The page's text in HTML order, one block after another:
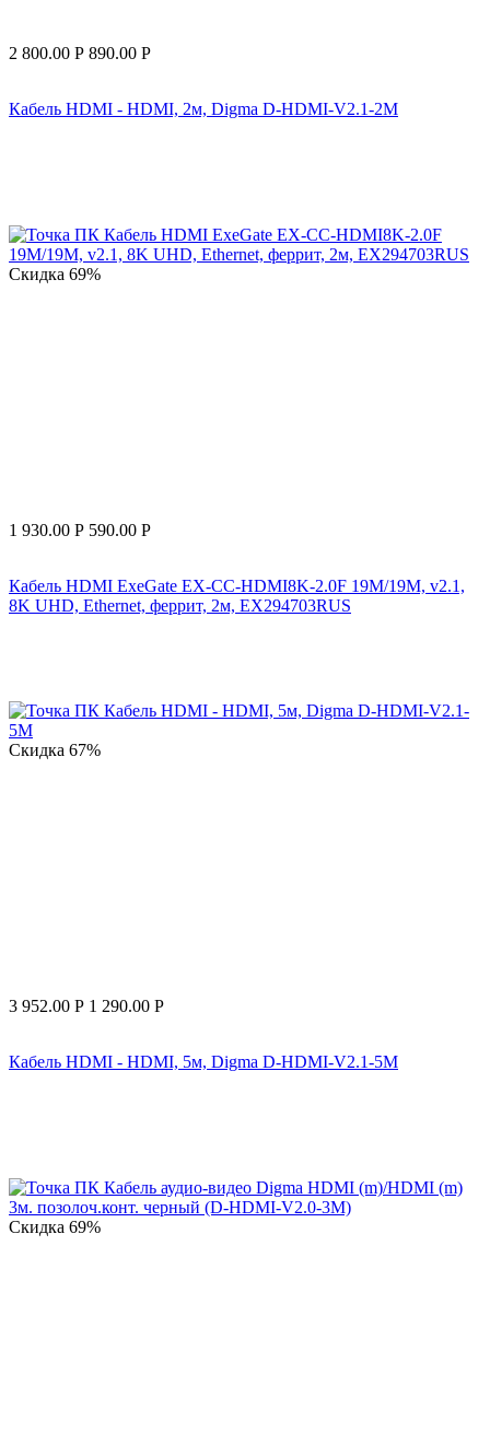
2 800.00 Р 890.00 Р
Кабель HDMI - HDMI, 2м, Digma D-HDMI-V2.1-2M
Скидка 69%
1 930.00 Р 590.00 Р
Кабель HDMI ExeGate EX-CC-HDMI8K-2.0F 19M/19M, v2.1,
8K UHD, Ethernet, феррит, 2м, EX294703RUS
Скидка 67%
3 952.00 Р 1 290.00 Р
Кабель HDMI - HDMI, 5м, Digma D-HDMI-V2.1-5M
Скидка 69%